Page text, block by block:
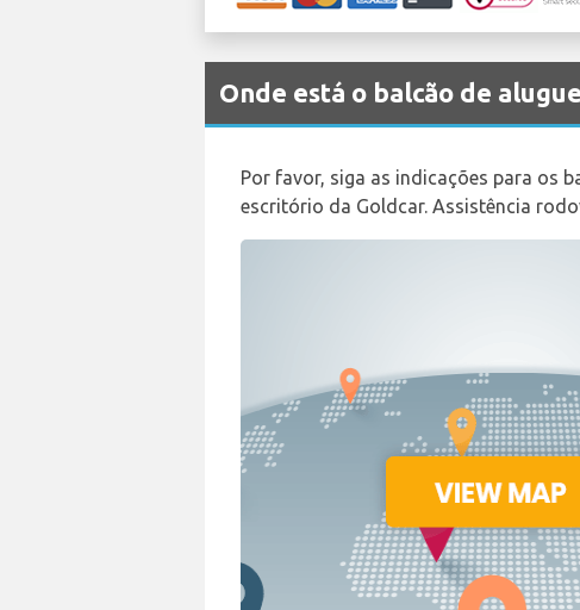
Onde está o balcão de
Por favor, siga as indicações para os
escritório da Goldcar. Assistência